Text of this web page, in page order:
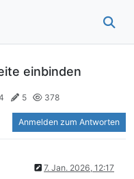
einbinden
5 378
Anmelden zum Antworten
7. Jan. 2026, 12:17